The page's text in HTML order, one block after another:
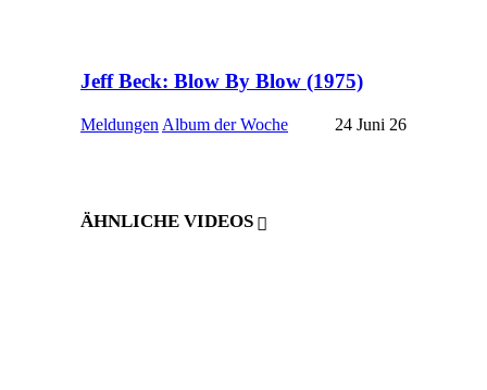
Jeff Beck: Blow By Blow (1975)
Meldungen Album der Woche 24 Juni 26
ÄHNLICHE VIDEOS